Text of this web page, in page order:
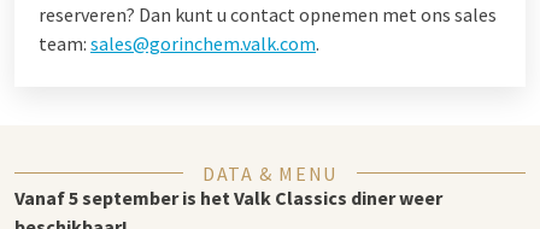
reserveren? Dan kunt u contact opnemen met ons sales
team: sales@gorinchem.valk.com.
DATA & MENU
Vanaf 5 september is het Valk Classics diner weer